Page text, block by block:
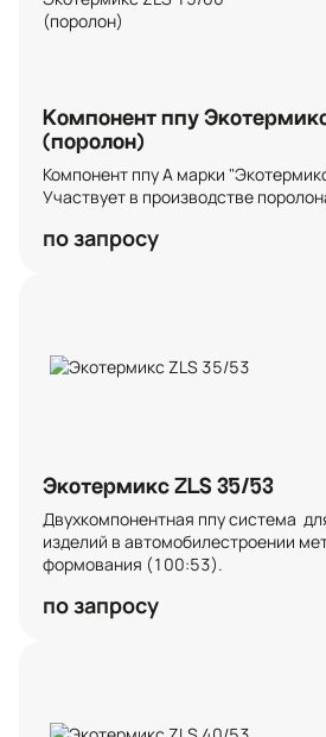
Компонент ппу
(поролон)
Компонент ппу А марки
Участвует в производстве
по запросу
Экотермикс ZLS 35/53
Двухкомпонентная ппу система
изделий в автомобилестроении
формования (100:53).
по запросу